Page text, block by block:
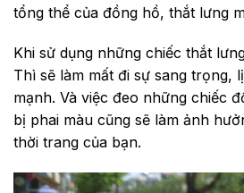
tổng thể của đồng hồ, thắt lưng
Khi sử dụng những chiếc thắt
Thì sẽ làm mất đi sự sang trọng,
mạnh. Và việc đeo những chiếc
bị phai màu cũng sẽ làm ảnh
thời trang của bạn.